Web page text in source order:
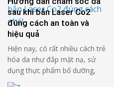
sau khi bắn Laser Co2
đúng cách an toàn và
hiệu quả
Hiện nay, có rất nhiều cách trẻ
hóa da như đắp mặt nạ, sử
dụng thực phẩm bổ dưỡng,
massage da mặt… Tuy nhiên,